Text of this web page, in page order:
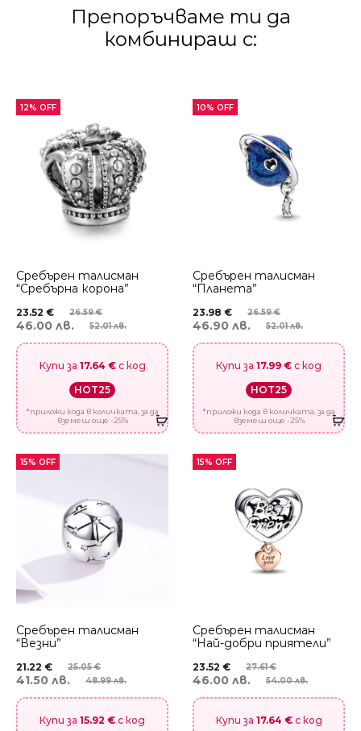
Препоръчваме ти да
комбинираш с:
12% OFF
Сребърен талисман
“Сребърна корона”
26.59€
23.52 €
52.01 лв.
46.00 лв.
Купи за 17.64 €с код
HOT25
*приложи кода в количката, за да
вземеш още -25%
10% OFF
Сребърен талисман
“Планета”
26.59€
23.98 €
52.01 лв.
46.90 лв.
Купи за 17.99 € с код
HOT25
*приложи кода в количката, за да
вземеш още -25%
15% OFF
Сребърен талисман
“Везни”
25.05€
21.22 €
48.99 лв.
41.50 лв.
Купи за 15.92 € с код
15% OFF
Сребърен талисман
“Най-добри приятели”
27.61€
23.52 €
54.00 лв.
46.00 лв.
Купи за 17.64 €с код